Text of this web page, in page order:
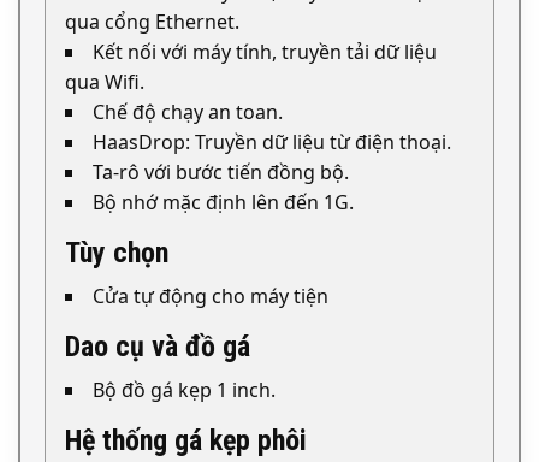
qua cổng Ethernet.
Kết nối với máy tính, truyền tải dữ liệu
qua Wifi.
Chế độ chạy an toan.
HaasDrop: Truyền dữ liệu từ điện thoại.
Ta-rô với bước tiến đồng bộ.
Bộ nhớ mặc định lên đến 1G.
Tùy chọn
Cửa tự động cho máy tiện
Dao cụ và đồ gá
Bộ đồ gá kẹp 1 inch.
Hệ thống gá kẹp phôi